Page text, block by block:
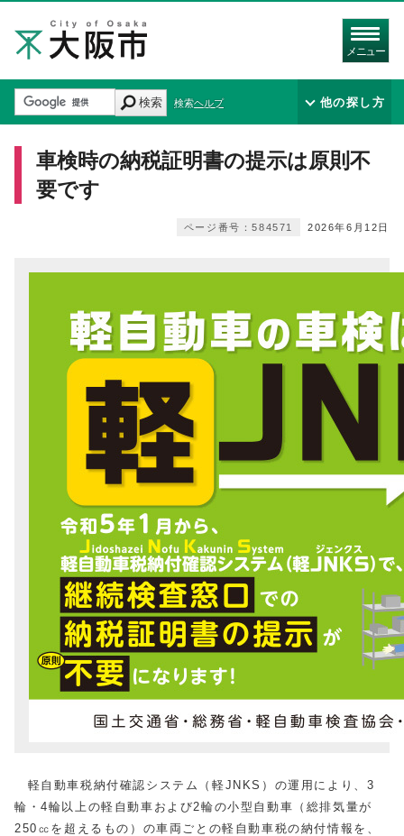
メニュー
検索 検索ヘルプ 他の探し方
車検時の納税証明書の提示は原則不
要です
2026年6月12日
ページ番号：584571
軽自動車税納付確認システム（軽JNKS）の運用により、3
輪・4輪以上の軽自動車および2輪の小型自動車（総排気量が
250㏄を超えるもの）の車両ごとの軽自動車税の納付情報を、